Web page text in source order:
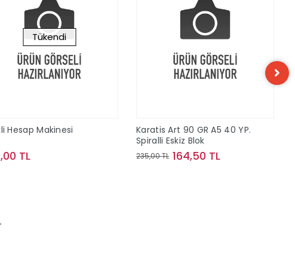
Tükendi
Hesap Makinesi
TL
Karatis Art 90 GR A5 40 YP.
Spiralli Eskiz Blok
235,00 TL 164,50 TL